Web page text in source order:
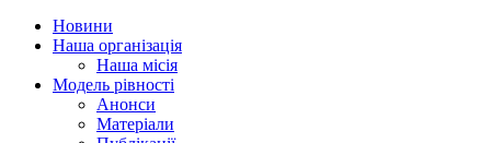
Новини
Наша організація
Наша місія
Модель рівності
Анонси
Матеріали